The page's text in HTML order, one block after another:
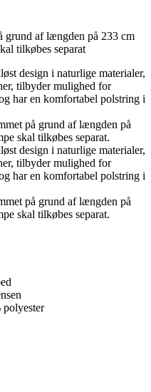
grund af længden på 233 cm
tilkøbes separat
design i naturlige materialer,
tilbyder mulighed for
har en komfortabel polstring i
på grund af længden på
skal tilkøbes separat.
design i naturlige materialer,
tilbyder mulighed for
har en komfortabel polstring i
på grund af længden på
skal tilkøbes separat.